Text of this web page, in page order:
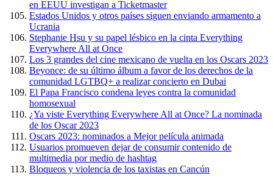
en EEUU investigan a Ticketmaster
Estados Unidos y otros países siguen enviando armamento a
Ucrania
Stephanie Hsu y su papel lésbico en la cinta Everything
Everywhere All at Once
Los 3 grandes del cine mexicano de vuelta en los Oscars 2023
Beyonce: de su último álbum a favor de los derechos de la
comunidad LGTBQ+ a realizar concierto en Dubai
El Papa Francisco condena leyes contra la comunidad
homosexual
¿Ya viste Everything Everywhere All at Once? La nominada
de los Oscar 2023
Oscars 2023: nominados a Mejor película animada
Usuarios promueven dejar de consumir contenido de
multimedia por medio de hashtag
Bloqueos y violencia de los taxistas en Cancún